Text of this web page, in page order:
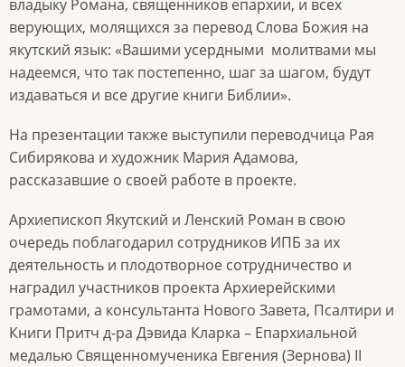
владыку Романа, священников епархии, и всех
верующих, молящихся за перевод Слова Божия на
якутский язык: «Вашими усердными молитвами мы
надеемся, что так постепенно, шаг за шагом, будут
издаваться и все другие книги Библии».
На презентации также выступили переводчица Рая
Сибирякова и художник Мария Адамова,
рассказавшие о своей работе в проекте.
Архиепископ Якутский и Ленский Роман в свою
очередь поблагодарил сотрудников ИПБ за их
деятельность и плодотворное сотрудничество и
наградил участников проекта Архиерейскими
грамотами, а консультанта Нового Завета, Псалтири и
Книги Притч д-ра Дэвида Кларка – Епархиальной
медалью Священномученика Евгения (Зернова) II